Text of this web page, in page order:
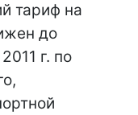
тариф на
до
г. по